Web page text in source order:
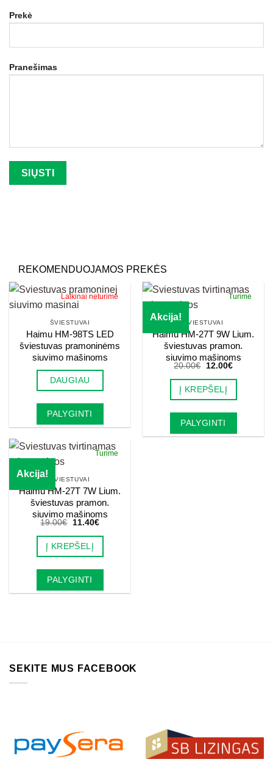
Prekė
Pranešimas
REKOMENDUOJAMOS PREKĖS
Laikinai neturime
ŠVIESTUVAI
Haimu HM-98TS LED
šviestuvas pramoninėms
siuvimo mašinoms
DAUGIAU
PALYGINTI
Akcija!
Turime
ŠVIESTUVAI
Haimu HM-27T 9W Lium.
šviestuvas pramon.
siuvimo mašinoms
20.00€
Original
was:
20.00€.
12.00€Current
is:
Į KREPŠELĮ
PALYGINTI
Akcija!
Turime
ŠVIESTUVAI
Haimu HM-27T 7W Lium.
šviestuvas pramon.
siuvimo mašinoms
19.00€
Original
was:
19.00€.
11.40€Current
is:
Į KREPŠELĮ
PALYGINTI
SEKITE MUS FACEBOOK